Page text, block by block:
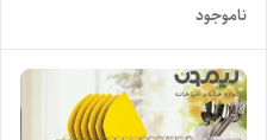
ناموجود